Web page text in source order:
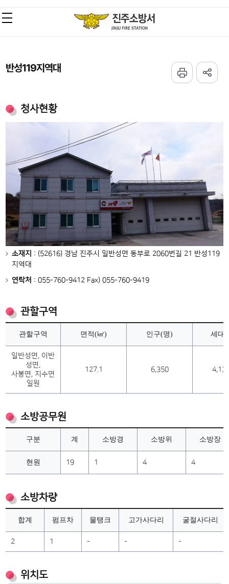
반성119지역대
청사현황
소재지 : (52616) 경남 진주시 일반성면 동부로 2060번길 21 반성119
지역대
연락처 : 055-760-9412 Fax) 055-760-9419
관할구역
관할구역 면적(㎢) 인구(명) 세대
일반성면, 이반
성면,
사봉면, 지수면
일원
127.1 6,350
소방공무원
구분 계 소방경 소방위 소방장
현원 19 1 4 4
소방차량
합계 펌프차 물탱크 고가사다리 굴절사다리
2 1 - - -
위치도